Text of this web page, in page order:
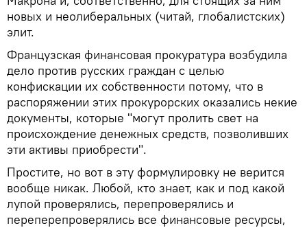
новых и неолиберальных (читай, глобалистских)
элит.
Французская финансовая прокуратура возбудила
дело против русских граждан с целью
конфискации их собственности потому, что в
распоряжении этих прокурорских оказались некие
документы, которые "могут пролить свет на
происхождение денежных средств, позволивших
эти активы приобрести".
Простите, но вот в эту формулировку не верится
вообще никак. Любой, кто знает, как и под какой
лупой проверялись, перепроверялись и
переперепроверялись все финансовые ресурсы,